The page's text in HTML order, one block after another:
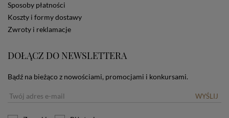
Sposoby płatności
Koszty i formy dostawy
Zwroty i reklamacje
DOŁĄCZ DO NEWSLETTERA
Bądź na bieżąco z nowościami, promocjami i konkursami.
WYŚLIJ